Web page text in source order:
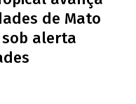
de Mato
sob alerta